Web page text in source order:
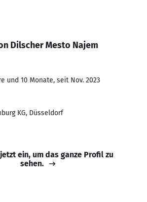
Dilscher Mesto Najem
und 10 Monate, seit Nov. 2023
KG, Düsseldorf
ein, um das ganze Profil zu
sehen.